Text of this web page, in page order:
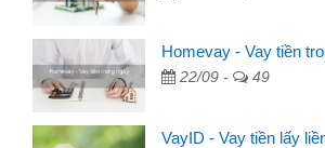
Homevay - Vay tiền
22/09 - 49
VayID - Vay tiền lấy